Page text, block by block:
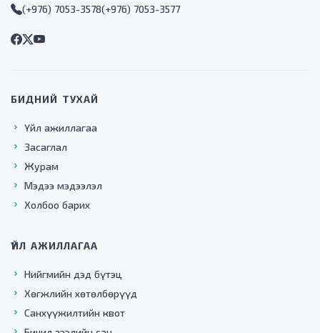
(+976) 7053-3578(+976) 7053-3577
БИДНИЙ ТУХАЙ
Үйл ажиллагаа
Засаглал
Журам
Мэдээ мэдээлэл
Холбоо барих
ҮЙЛ АЖИЛЛАГАА
Нийгмийн дэд бүтэц
Хөгжлийн хөтөлбөрүүд
Санхүүжилтийн квот